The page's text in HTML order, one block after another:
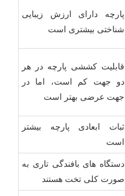
پارچه دارای ارزش زیبایی
شناختی بیشتری است
قابلیت کششی پارچه در هر
دو جهت کم است، اما در
جهت عرضی بهتر است
ثبات ابعادی پارچه بیشتر
است
دستگاه های بافندگی تاری به
صورت کلی تخت هستند